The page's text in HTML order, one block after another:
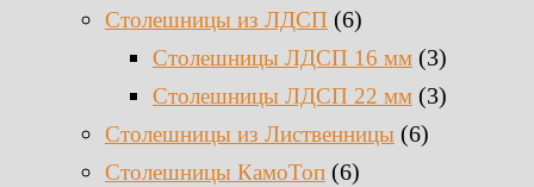
Столешницы из ЛДСП (6)
Столешницы ЛДСП 16 мм (3)
Столешницы ЛДСП 22 мм (3)
Столешницы из Лиственницы (6)
Столешницы КамоТоп (6)